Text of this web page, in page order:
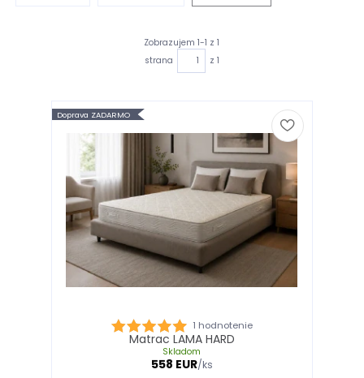
Zobrazujem 1-1 z 1
strana
z 1
Doprava ZADARMO
1 hodnotenie
Matrac LAMA HARD
558 EUR/ks
Skladom